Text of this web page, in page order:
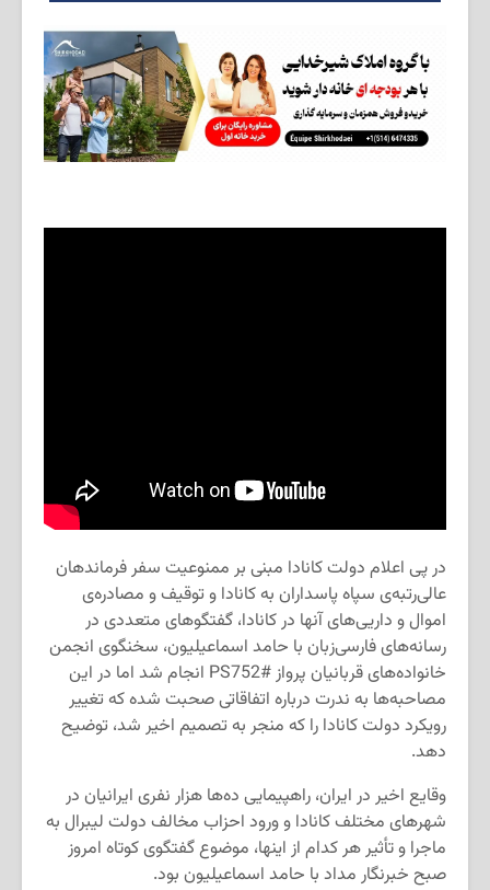
در پی اعلام دولت کانادا مبنی بر ممنوعیت سفر فرماندهان
عالی‌رتبه‌ی سپاه پاسداران به کانادا و توقیف و مصادره‌ی
اموال و داریی‌های آنها در کانادا، گفتگوهای متعددی در
رسانه‌های فارسی‌زبان با حامد اسماعیلیون، سخنگوی انجمن
خانواده‌های قربانیان پرواز #PS752 انجام شد اما در این
مصاحبه‌ها به ندرت درباره اتفاقاتی صحبت شده که تغییر
رویکرد دولت کانادا را که منجر به تصمیم اخیر شد، توضیح
دهد.
وقایع اخیر در ایران، راهپیمایی ده‌ها هزار نفری ایرانیان در
شهرهای مختلف کانادا و ورود احزاب مخالف دولت لیبرال به
ماجرا و تأثیر هر کدام از اینها، موضوع گفتگوی کوتاه امروز
صبح خبرنگار مداد با حامد اسماعیلیون بود.